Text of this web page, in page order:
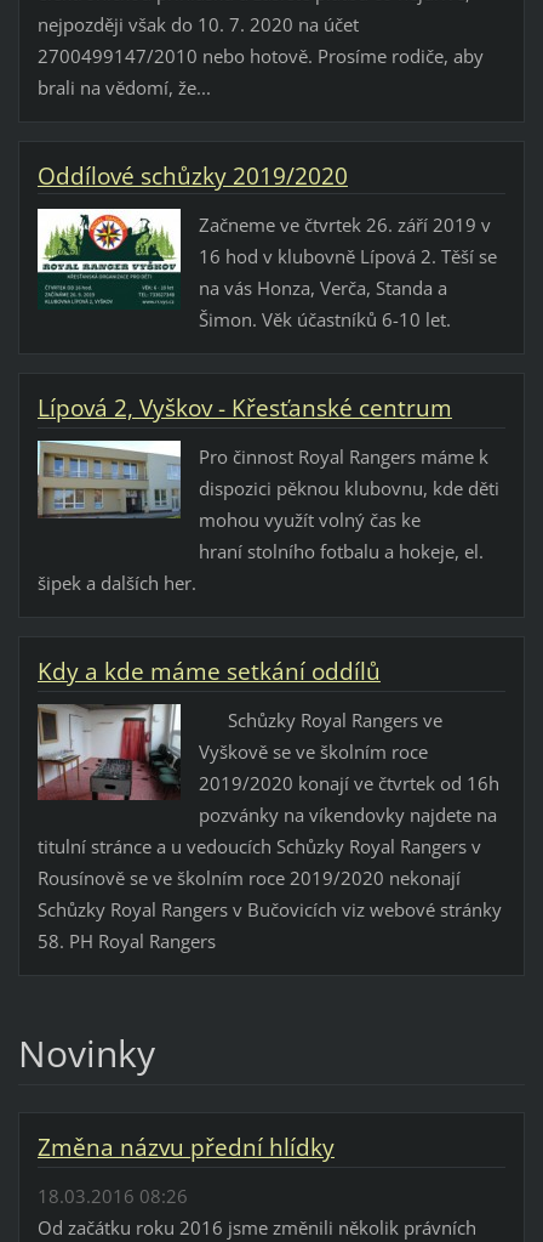
nejpozději však do 10. 7. 2020 na účet
2700499147/2010 nebo hotově. Prosíme rodiče, aby
brali na vědomí, že...
Oddílové schůzky 2019/2020
Začneme ve čtvrtek 26. září 2019 v
16 hod v klubovně Lípová 2. Těší se
na vás Honza, Verča, Standa a
Šimon. Věk účastníků 6-10 let.
Lípová 2, Vyškov - Křesťanské centrum
Pro činnost Royal Rangers máme k
dispozici pěknou klubovnu, kde děti
mohou využít volný čas ke
hraní stolního fotbalu a hokeje, el.
šipek a dalších her.
Kdy a kde máme setkání oddílů
Schůzky Royal Rangers ve
Vyškově se ve školním roce
2019/2020 konají ve čtvrtek od 16h
pozvánky na víkendovky najdete na
titulní stránce a u vedoucích Schůzky Royal Rangers v
Rousínově se ve školním roce 2019/2020 nekonají
Schůzky Royal Rangers v Bučovicích viz webové stránky
58. PH Royal Rangers
Novinky
Změna názvu přední hlídky
18.03.2016 08:26
Od začátku roku 2016 jsme změnili několik právních